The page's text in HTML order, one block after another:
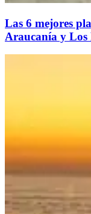
Las 6 mejores
Araucanía y Los